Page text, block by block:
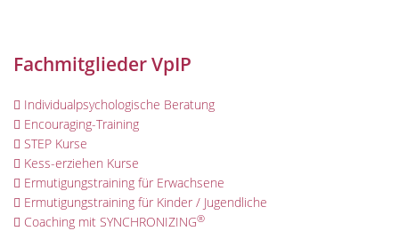
Fachmitglieder VpIP
Individualpsychologische Beratung
Encouraging-Training
STEP Kurse
Kess-erziehen Kurse
Ermutigungstraining für Erwachsene
Ermutigungstraining für Kinder / Jugendliche
Coaching mit SYNCHRONIZING®